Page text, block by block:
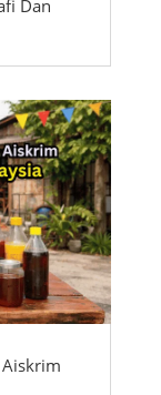
Dan